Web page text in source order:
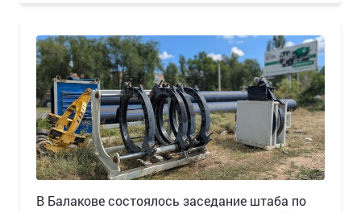
В Балакове состоялось заседание штаба по